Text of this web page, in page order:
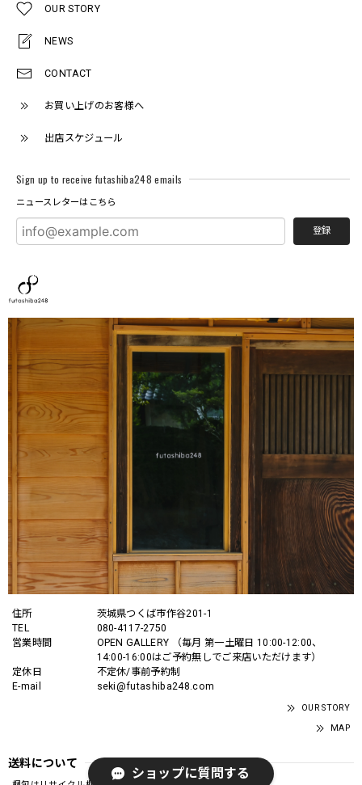
OUR STORY
NEWS
CONTACT
お買い上げのお客様へ
出店スケジュール
Sign up to receive futashiba248 emails
ニュースレターはこちら
登録
住所
茨城県つくば市作谷201-1
TEL
080-4117-2750
営業時間
OPEN GALLERY （毎月 第一土曜日 10:00-12:00、
14:00-16:00はご予約無しでご来店いただけます）
定休日
不定休/事前予約制
E-mail
seki@futashiba248.com
OUR STORY
MAP
送料について
ショップに質問する